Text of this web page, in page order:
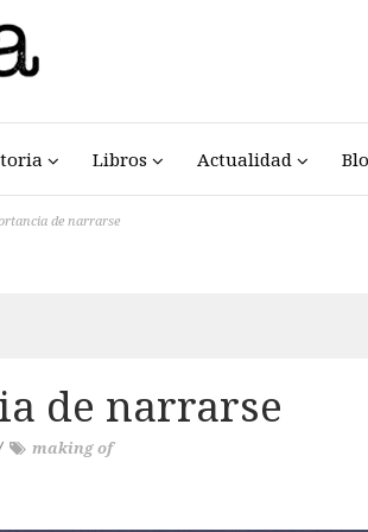
Libros Actualidad
de narrarse
de narrarse
making of